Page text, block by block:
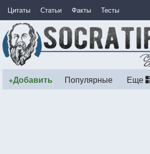
Цитаты Статьи Факты Тесты
+Добавить Популярные Еще